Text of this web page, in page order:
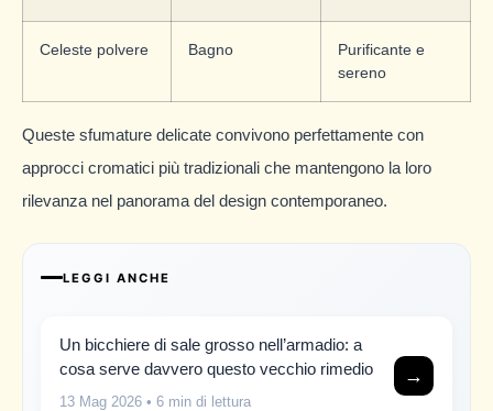
Celeste polvere Bagno
Purificante e
sereno
Queste sfumature delicate convivono perfettamente con
approcci cromatici più tradizionali che mantengono la loro
rilevanza nel panorama del design contemporaneo.
LEGGI ANCHE
Un bicchiere di sale grosso nell’armadio: a
cosa serve davvero questo vecchio rimedio
13 Mag 2026 • 6 min di lettura
→